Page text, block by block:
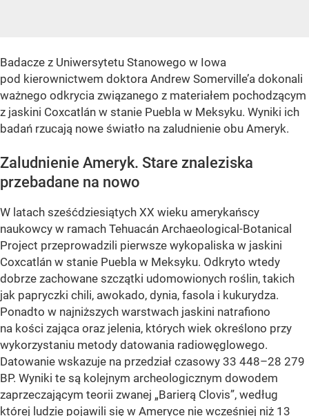
Badacze z Uniwersytetu Stanowego w Iowa
pod kierownictwem doktora Andrew Somerville’a dokonali
ważnego odkrycia związanego z materiałem pochodzącym
z jaskini Coxcatlán w stanie Puebla w Meksyku. Wyniki ich
badań rzucają nowe światło na zaludnienie obu Ameryk.
Zaludnienie Ameryk. Stare znaleziska
przebadane na nowo
W latach sześćdziesiątych XX wieku amerykańscy
naukowcy w ramach Tehuacán Archaeological-Botanical
Project przeprowadzili pierwsze wykopaliska w jaskini
Coxcatlán w stanie Puebla w Meksyku. Odkryto wtedy
dobrze zachowane szczątki udomowionych roślin, takich
jak papryczki chili, awokado, dynia, fasola i kukurydza.
Ponadto w najniższych warstwach jaskini natrafiono
na kości zająca oraz jelenia, których wiek określono przy
wykorzystaniu metody datowania radiowęglowego.
Datowanie wskazuje na przedział czasowy 33 448–28 279
BP. Wyniki te są kolejnym archeologicznym dowodem
zaprzeczającym teorii zwanej „Barierą Clovis”, według
której ludzie pojawili się w Ameryce nie wcześniej niż 13